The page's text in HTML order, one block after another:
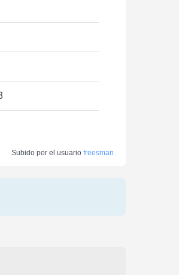
Subido por el usuario freesman